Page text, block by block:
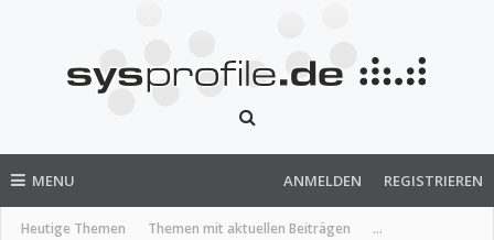
MENU
Heutige Themen Themen mit aktuellen Beiträgen ...
ANMELDEN REGISTRIEREN